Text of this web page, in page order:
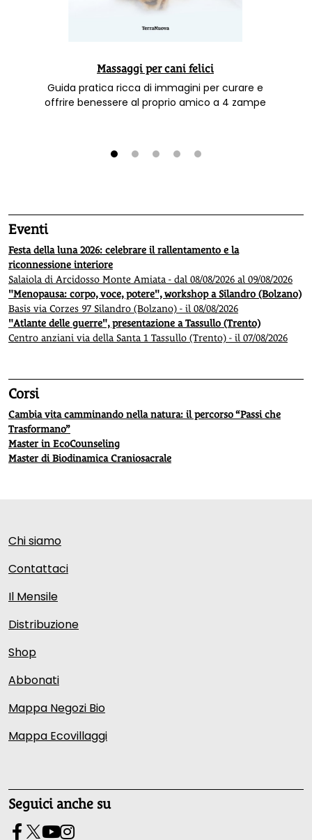
Massaggi per cani felici
Guida pratica ricca di immagini per curare e
offrire benessere al proprio amico a 4 zampe
Eventi
Festa della luna 2026: celebrare il rallentamento e la
riconnessione interiore
Salaiola di Arcidosso Monte Amiata - dal 08/08/2026 al 09/08/2026
"Menopausa: corpo, voce, potere", workshop a Silandro (Bolzano)
Basis via Corzes 97 Silandro (Bolzano) - il 08/08/2026
"Atlante delle guerre", presentazione a Tassullo (Trento)
Centro anziani via della Santa 1 Tassullo (Trento) - il 07/08/2026
Corsi
Cambia vita camminando nella natura: il percorso “Passi che
Trasformano”
Master in EcoCounseling
Master di Biodinamica Craniosacrale
Chi siamo
Contattaci
Il Mensile
Distribuzione
Shop
Abbonati
Mappa Negozi Bio
Mappa Ecovillaggi
Seguici anche su